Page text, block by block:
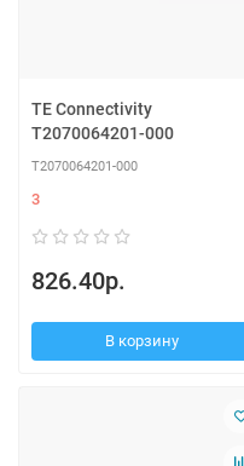
TE Connectivity
T2070064201-000
T2070064201-000
3
826.40р.
В корзину